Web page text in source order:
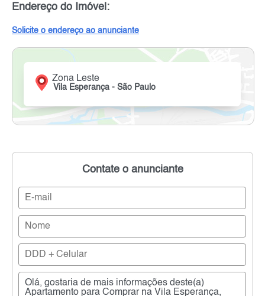
Endereço do Imóvel:
Solicite o endereço ao anunciante
Zona Leste
Vila Esperança - São Paulo
Contate o anunciante